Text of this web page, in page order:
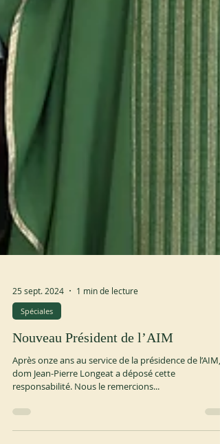
25 sept. 2024 1 min de lecture
Nouveau Président de l’AIM
dom Jean-Pierre Longeat a déposé cette
responsabilité. Nous le remercions...